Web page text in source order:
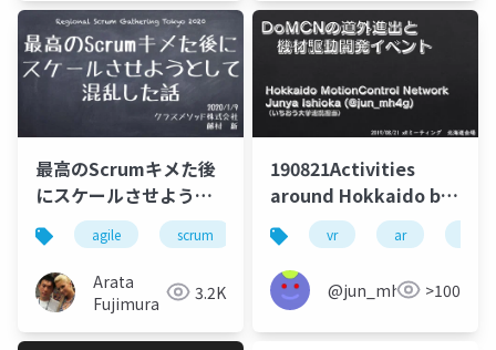
最高のScrumキメた後
にスケールさせようと
して混乱した話
agile scrum
Arata
Fujimura
3.2K
190821Activities
around Hokkaido by
DoMCN members and
Immediate Gadget-
Driven-Hackathon
Event
vr ar
@jun_mh4g>100